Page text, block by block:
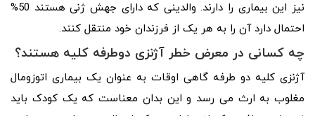
نیز این بیماری را دارند. والدینی که دارای جهش ژنی هستند 50%
احتمال دارد آن را به هر یک از فرزندان خود منتقل کنند.
چه کسانی در معرض خطر آژنزی دوطرفه کلیه هستند؟
آژنزی کلیه دو طرفه گاهی اوقات به عنوان یک بیماری اتوزومال
مغلوب به ارث می رسد و این بدان معناست که یک کودک باید